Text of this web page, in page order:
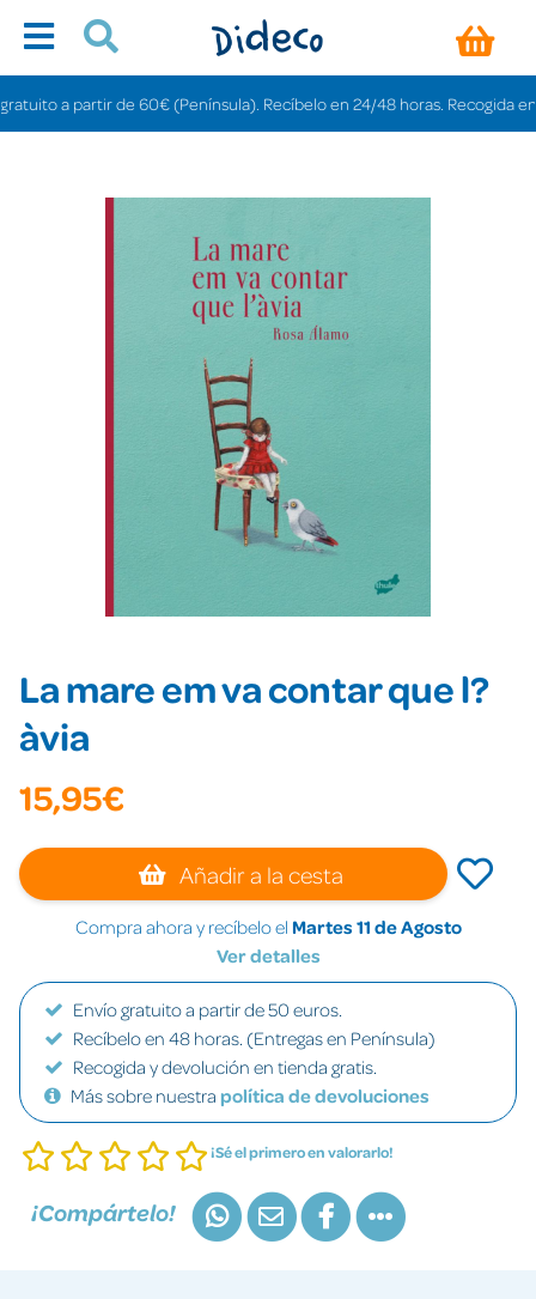
a partir de 60€ (Península). Recíbelo en 24/48 horas. Recogida en
La mare em va contar que l?
àvia
15,95€
Añadir a la cesta
Compra ahora y recíbelo el Martes 11 de Agosto
Ver detalles
Envío gratuito a partir de 50 euros.
Recíbelo en 48 horas. (Entregas en Península)
Recogida y devolución en tienda gratis.
Más sobre nuestra política de devoluciones
¡Sé el primero en valorarlo!
¡Compártelo!